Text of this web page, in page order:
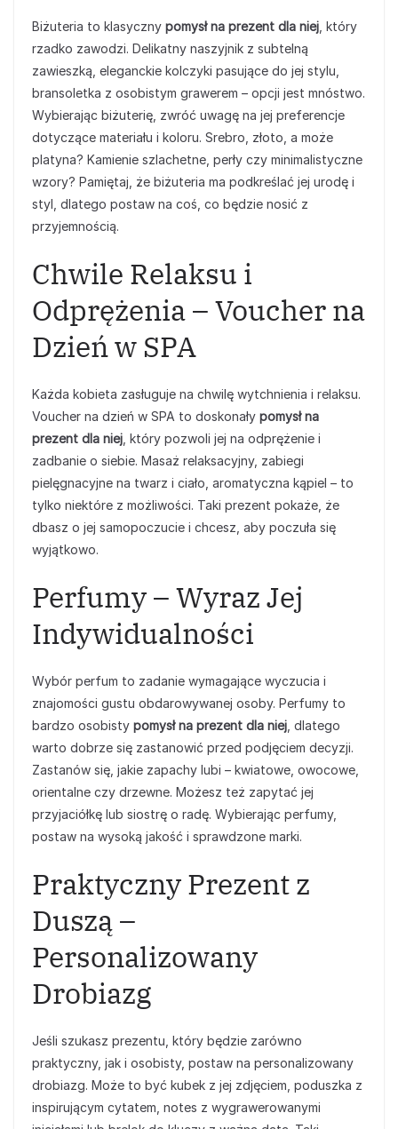
Biżuteria to klasyczny pomysł na prezent dla niej , który
rzadko zawodzi. Delikatny naszyjnik z subtelną
zawieszką, eleganckie kolczyki pasujące do jej stylu,
bransoletka z osobistym grawerem – opcji jest mnóstwo.
Wybierając biżuterię, zwróć uwagę na jej preferencje
dotyczące materiału i koloru. Srebro, złoto, a może
platyna? Kamienie szlachetne, perły czy minimalistyczne
wzory? Pamiętaj, że biżuteria ma podkreślać jej urodę i
styl, dlatego postaw na coś, co będzie nosić z
przyjemnością.
Chwile Relaksu i
Odprężenia – Voucher na
Dzień w SPA
Każda kobieta zasługuje na chwilę wytchnienia i relaksu.
Voucher na dzień w SPA to doskonały pomysł na
prezent dla niej , który pozwoli jej na odprężenie i
zadbanie o siebie. Masaż relaksacyjny, zabiegi
pielęgnacyjne na twarz i ciało, aromatyczna kąpiel – to
tylko niektóre z możliwości. Taki prezent pokaże, że
dbasz o jej samopoczucie i chcesz, aby poczuła się
wyjątkowo.
Perfumy – Wyraz Jej
Indywidualności
Wybór perfum to zadanie wymagające wyczucia i
znajomości gustu obdarowywanej osoby. Perfumy to
bardzo osobisty pomysł na prezent dla niej , dlatego
warto dobrze się zastanowić przed podjęciem decyzji.
Zastanów się, jakie zapachy lubi – kwiatowe, owocowe,
orientalne czy drzewne. Możesz też zapytać jej
przyjaciółkę lub siostrę o radę. Wybierając perfumy,
postaw na wysoką jakość i sprawdzone marki.
Praktyczny Prezent z
Duszą –
Personalizowany
Drobiazg
Jeśli szukasz prezentu, który będzie zarówno
praktyczny, jak i osobisty, postaw na personalizowany
drobiazg. Może to być kubek z jej zdjęciem, poduszka z
inspirującym cytatem, notes z wygrawerowanymi